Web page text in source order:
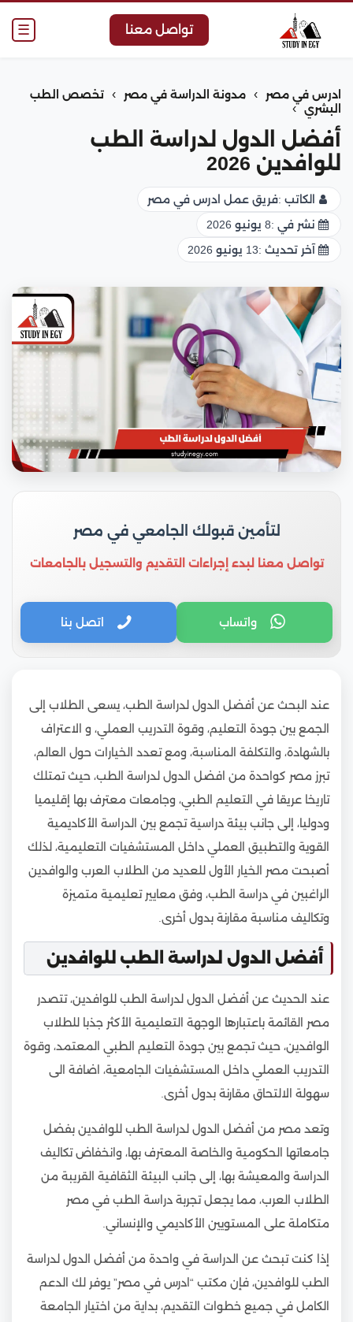
☰ تواصل معنا
ادرس في مصر › مدونة الدراسة في مصر ›
تخصص الطب
البشري
›
أفضل الدول لدراسة الطب
للوافدين 2026
الكاتب :فريق عمل ادرس في مصر
نشر في :8 يونيو 2026
آخر تحديث :13 يونيو 2026
لتأمين قبولك الجامعي في مصر
تواصل معنا لبدء إجراءات التقديم والتسجيل بالجامعات
واتساب اتصل بنا
عند البحث عن أفضل الدول لدراسة الطب، يسعى الطلاب إلى
الجمع بين جودة التعليم، وقوة التدريب العملي، و الاعتراف
بالشهادة، والتكلفة المناسبة، ومع تعدد الخيارات حول العالم،
تبرز مصر كواحدة من افضل الدول لدراسة الطب، حيث تمتلك
تاريخا عريقا في التعليم الطبي، وجامعات معترف بها إقليميا
ودوليا، إلى جانب بيئة دراسية تجمع بين الدراسة الأكاديمية
القوية والتطبيق العملي داخل المستشفيات التعليمية، لذلك
أصبحت مصر الخيار الأول للعديد من الطلاب العرب والوافدين
الراغبين في دراسة الطب، وفق معايير تعليمية متميزة
وتكاليف مناسبة مقارنة بدول أخرى.
أفضل الدول لدراسة الطب للوافدين
عند الحديث عن أفضل الدول لدراسة الطب للوافدين، تتصدر
مصر القائمة باعتبارها الوجهة التعليمية الأكثر جذبا للطلاب
الوافدين، حيث تجمع بين جودة التعليم الطبي المعتمد، وقوة
التدريب العملي داخل المستشفيات الجامعية، اضافة الى
سهولة الالتحاق مقارنة بدول أخرى.
وتعد مصر من أفضل الدول لدراسة الطب للوافدين بفضل
جامعاتها الحكومية والخاصة المعترف بها، وانخفاض تكاليف
الدراسة والمعيشة بها، إلى جانب البيئة الثقافية القريبة من
الطلاب العرب، مما يجعل تجربة دراسة الطب في مصر
متكاملة على المستويين الأكاديمي والإنساني.
إذا كنت تبحث عن الدراسة في واحدة من أفضل الدول لدراسة
الطب للوافدين، فإن مكتب “ادرس في مصر” يوفر لك الدعم
الكامل في جميع خطوات التقديم، بداية من اختيار الجامعة